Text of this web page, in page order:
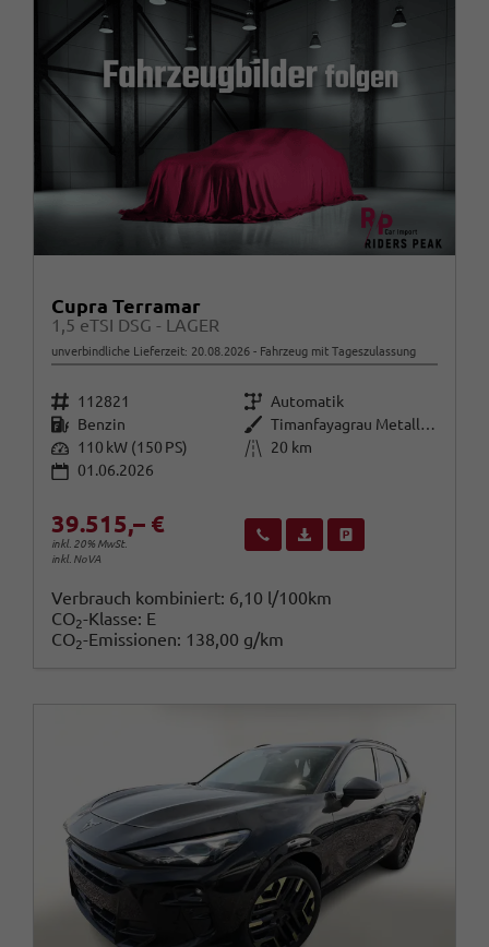
Cupra Terramar
1,5 eTSI DSG - LAGER
unverbindliche Lieferzeit: 20.08.2026 Fahrzeug mit Tageszulassung
Fahrzeugnr. 112821 Getriebe Automatik
Kraftstoff Benzin Außenfarbe
Timanfayagrau Metallic (N7)
Leistung 110 kW (150 PS) Kilometerstand
20 km
01.06.2026
39.515,– €
inkl. 20% MwSt.
inkl. NoVA
Wir rufen Sie anFahrzeugexposé (PDF)
Verbrauch kombiniert: 6,10 l/100km
CO2-Klasse: E
CO2-Emissionen: 138,00 g/km